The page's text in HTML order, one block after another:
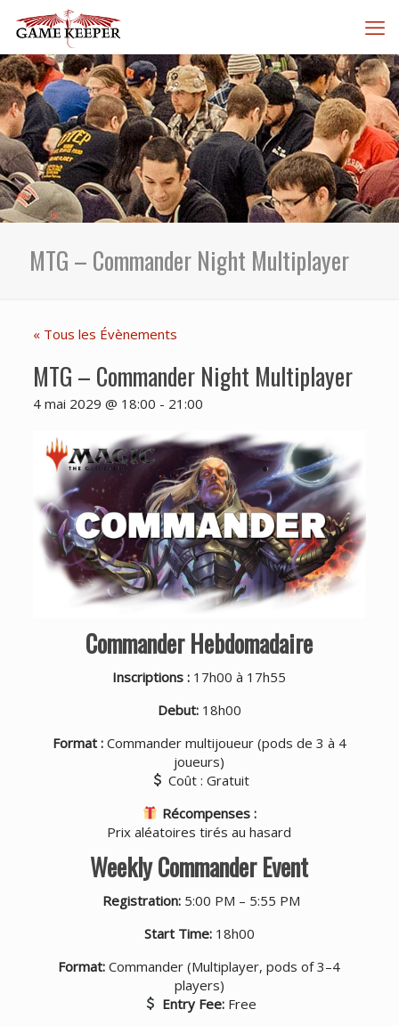
MTG – Commander Night Multiplayer
« Tous les Évènements
MTG – Commander Night Multiplayer
4 mai 2029 @ 18:00 - 21:00
Commander Hebdomadaire
Inscriptions : 17h00 à 17h55
Debut:18h00
Format :Commander multijoueur (pods de 3 à 4
joueurs)
Coût : Gratuit
Récompenses :
Prix aléatoires tirés au hasard
Weekly Commander Event
Registration:5:00 PM – 5:55 PM
Start Time:18h00
Format: Commander (Multiplayer, pods of 3–4
players)
Entry Fee:Free